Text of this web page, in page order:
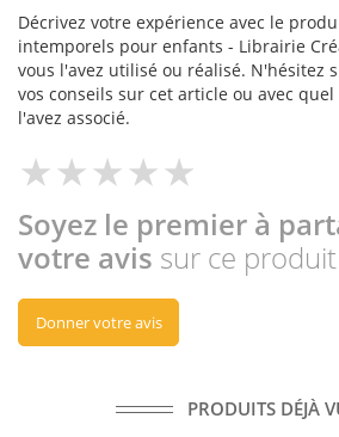
Décrivez votre expérience avec le
intemporels pour enfants - Librairie
vous l'avez utilisé ou réalisé. N'hésitez
vos conseils sur cet article ou avec
l'avez associé.
Soyez le premier à
votre avis sur ce produit
Donner votre avis
PRODUITS DÉJÀ